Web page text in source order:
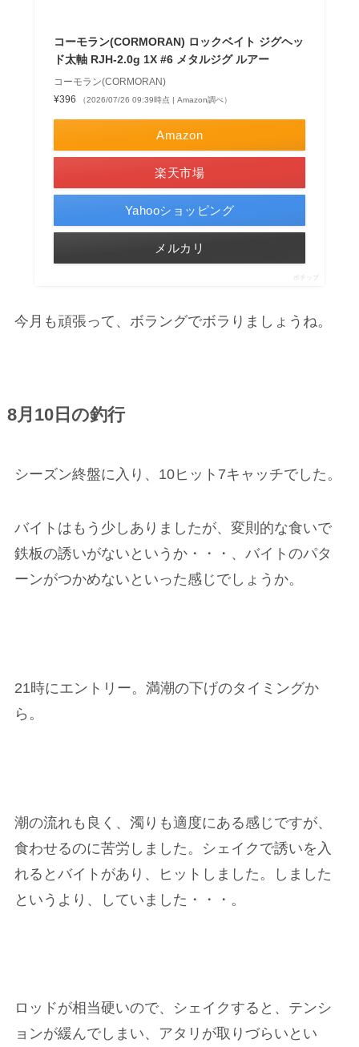
コーモラン(CORMORAN) ロックベイト ジグヘッ
ド太軸 RJH-2.0g 1X #6 メタルジグ ルアー
コーモラン(CORMORAN)
¥396
（2026/07/26 09:39時点 | Amazon調べ）
Amazon
楽天市場
Yahooショッピング
メルカリ
ポチップ
今月も頑張って、ボラングでボラりましょうね。
8月10日の釣行
シーズン終盤に入り、10ヒット7キャッチでした。
バイトはもう少しありましたが、変則的な食いで
鉄板の誘いがないというか・・・、バイトのパタ
ーンがつかめないといった感じでしょうか。
21時にエントリー。満潮の下げのタイミングか
ら。
潮の流れも良く、濁りも適度にある感じですが、
食わせるのに苦労しました。シェイクで誘いを入
れるとバイトがあり、ヒットしました。しました
というより、していました・・・。
ロッドが相当硬いので、シェイクすると、テンシ
ョンが緩んでしまい、アタリが取りづらいとい